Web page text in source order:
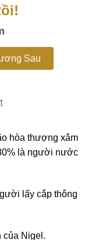
Sau
hòa thượng xâm
là người nước
lấy cắp thông
của Nigel.